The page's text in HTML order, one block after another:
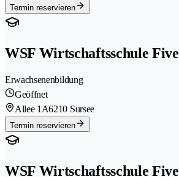
Termin reservieren
WSF Wirtschaftsschule Five
Erwachsenenbildung
Geöffnet
Allee 1A6210 Sursee
Termin reservieren
WSF Wirtschaftsschule Five